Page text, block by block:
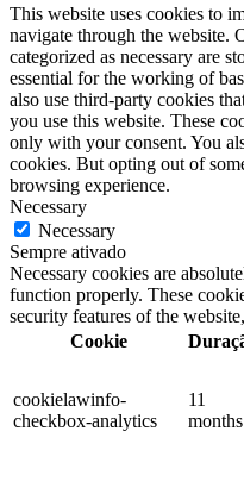
This website uses cookies to
navigate through the website.
categorized as necessary are
essential for the working of
also use third-party cookies
you use this website. These
only with your consent. You
cookies. But opting out of
browsing experience.
Necessary
Necessary
Sempre ativado
Necessary cookies are
function properly. These
security features of the
Cookie
cookielawinfo-
checkbox-analytics
11
months